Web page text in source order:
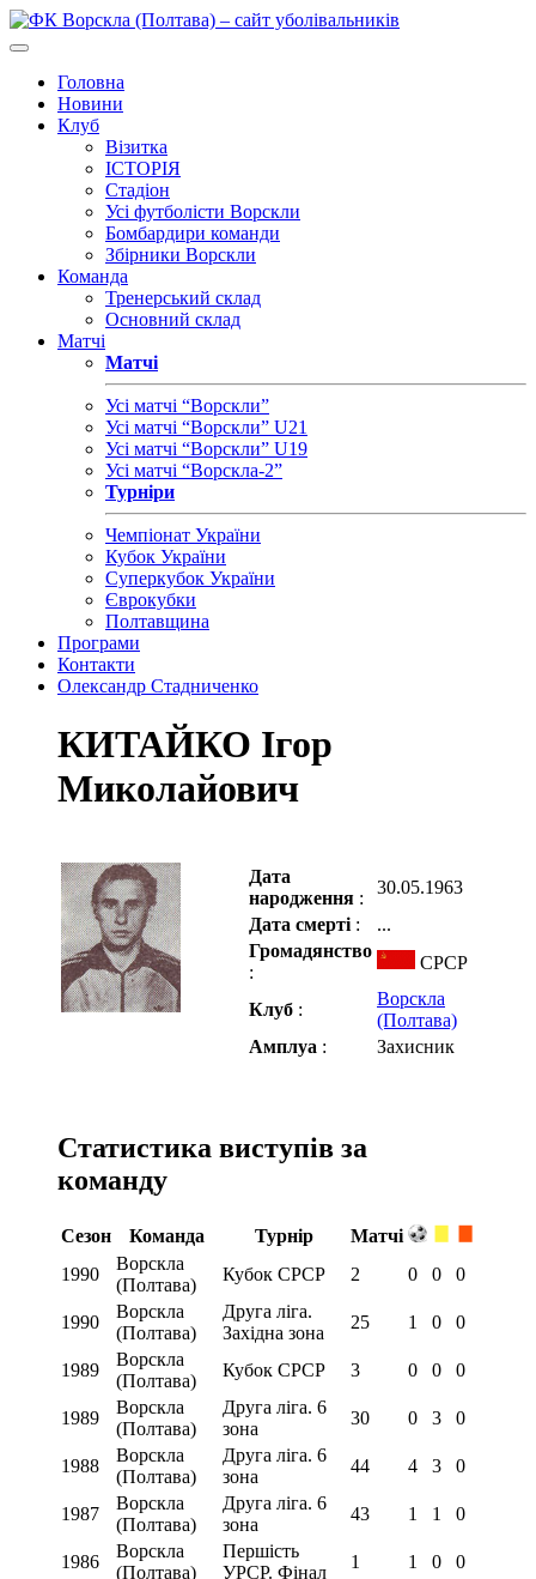
Головна
Новини
Клуб
Візитка
ІСТОРІЯ
Стадіон
Усі футболісти Ворскли
Бомбардири команди
Збірники Ворскли
Команда
Тренерський склад
Основний склад
Матчі
Матчі
Усі матчі “Ворскли”
Усі матчі “Ворскли” U21
Усі матчі “Ворскли” U19
Усі матчі “Ворскла-2”
Турніри
Чемпіонат України
Кубок України
Суперкубок України
Єврокубки
Полтавщина
Програми
Контакти
Олександр Стадниченко
КИТАЙКО Ігор
Миколайович
Дата
народження :
30.05.1963
Дата смерті :
...
Громадянство
:
СРСР
Клуб :
Ворскла
(Полтава)
Амплуа : Захисник
Статистика виступів за
команду
Сезон Команда Турнір
Матчі
1990
Ворскла
(Полтава)
Кубок СРСР 2 0 0 0
1990
Ворскла
(Полтава)
Друга ліга.
Західна зона
25 1 0 0
1989
Ворскла
(Полтава)
Кубок СРСР 3 0 0 0
1989
Ворскла
(Полтава)
Друга ліга. 6
зона
30 0 3 0
1988
Ворскла
(Полтава)
Друга ліга. 6
зона
44 4 3 0
1987
Ворскла
(Полтава)
Друга ліга. 6
зона
43 1 1 0
1986
Ворскла
(Полтава)
Першість
УРСР. Фінал
1 1 0
0